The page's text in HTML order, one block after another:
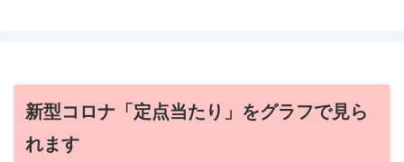
新型コロナ「定点当たり」をグラフで見ら
れます